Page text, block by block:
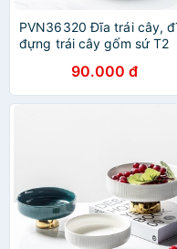
PVN36320 Đĩa trái cây,
đựng trái cây gốm sứ T2
90.000 đ